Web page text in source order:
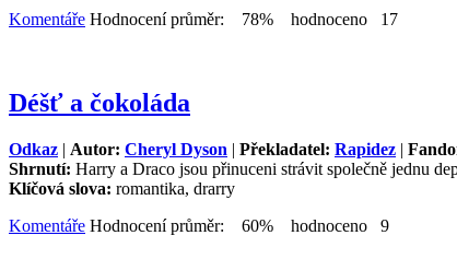
Komentáře Hodnocení průměr: 78% hodnoceno 17
Déšť a čokoláda
Odkaz | Autor: Cheryl Dyson | Překladatel: Rapidez |
Shrnutí: Harry a Draco jsou přinuceni strávit společně jednu
Klíčová slova: romantika, drarry
Komentáře Hodnocení průměr: 60% hodnoceno 9